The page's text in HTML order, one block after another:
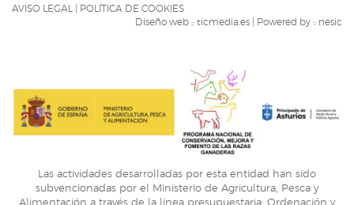
AVISO LEGAL
POLÍTICA DE COOKIES
Diseño web :: ticmedia.es | Powered by :: nesic
Las actividades desarrolladas por esta entidad han sido
subvencionadas por el Ministerio de Agricultura, Pesca y